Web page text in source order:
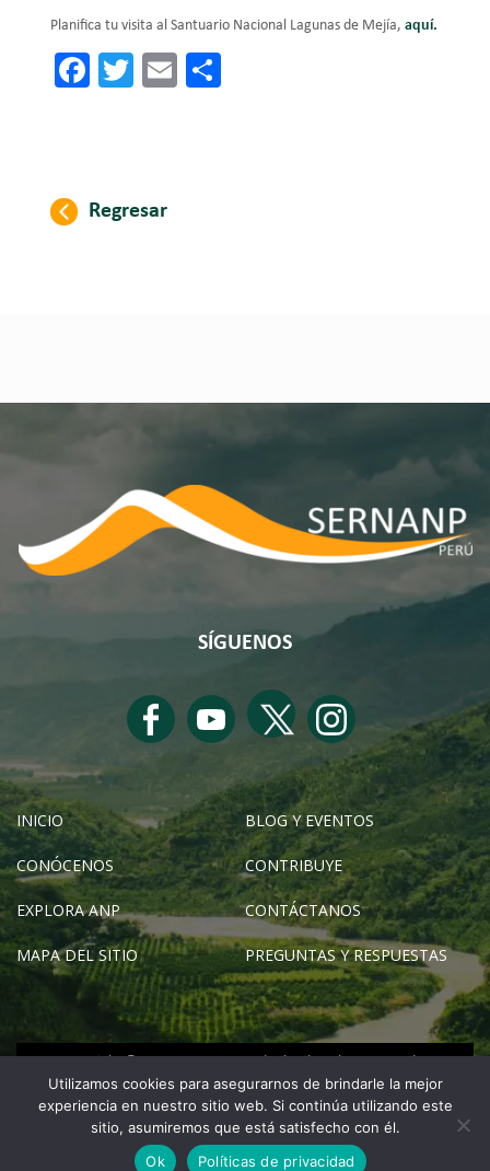
Planifica tu visita al Santuario Nacional Lagunas de Mejía,aquí.
Facebook
Twitter
Email
Regresar
SÍGUENOS
INICIO BLOG Y EVENTOS
CONÓCENOS CONTRIBUYE
EXPLORA ANP CONTÁCTANOS
MAPA DEL SITIO PREGUNTAS Y RESPUESTAS
info.visitaanp@sernanp.gob.pe
Calle Diecisiete N° 355, Urb. El Palomar, San Isidro
Utilizamos cookies para asegurarnos de brindarle la mejor
experiencia en nuestro sitio web. Si continúa utilizando este
sitio, asumiremos que está satisfecho con él.
Ok
Políticas de privacidad